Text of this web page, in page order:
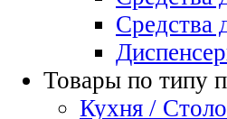
Средства
Товары по типу
Кухня /